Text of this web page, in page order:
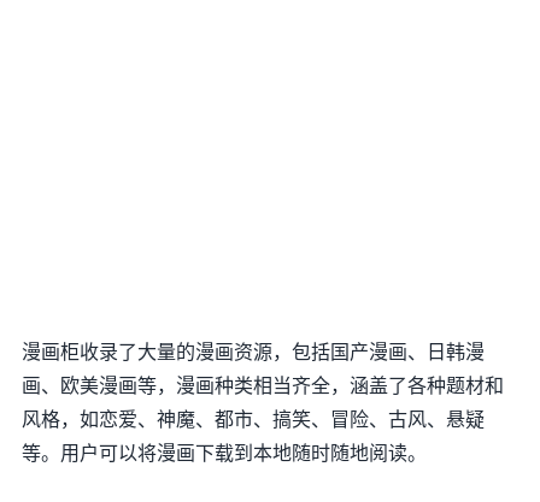
漫画柜收录了大量的漫画资源，包括国产漫画、日韩漫
画、欧美漫画等，漫画种类相当齐全，涵盖了各种题材和
风格，如恋爱、神魔、都市、搞笑、冒险、古风、悬疑
等。用户可以将漫画下载到本地随时随地阅读。